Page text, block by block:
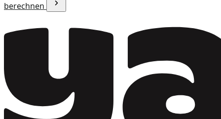
berechnen